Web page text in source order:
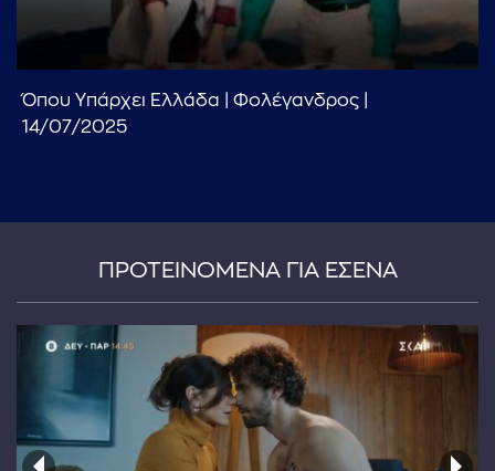
Όπου Υπάρχει Ελλάδα | Φολέγανδρος |
14/07/2025
ΠΡΟΤΕΙΝΟΜΕΝΑ ΓΙΑ ΕΣΕΝΑ